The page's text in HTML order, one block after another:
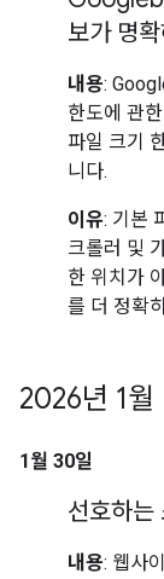
보가 명
내용:
한도에 관
파일 크기
니다.
이유: 기본
크롤러 및
한 위치가
를 더 정확
2026년 1월
1월 30일
선호하는
내용: 웹사